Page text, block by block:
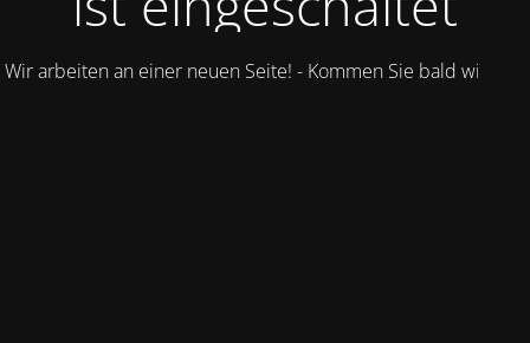
Wir arbeiten an einer neuen Seite! - Kommen Sie bald wieder.